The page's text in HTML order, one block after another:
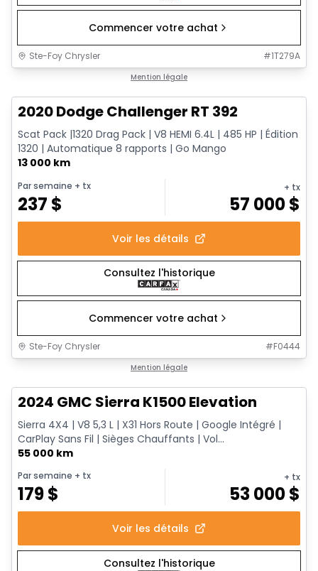
Commencer votre achat
Ste-Foy Chrysler #1T279A
Mention légale
2020 Dodge Challenger RT 392
Scat Pack |1320 Drag Pack | V8 HEMI 6.4L | 485 HP | Édition
1320 | Automatique 8 rapports | Go Mango
13 000 km
Par semaine + tx
237 $
+ tx
57 000$
Voir les détails
Consultez l'historique
Commencer votre achat
Ste-Foy Chrysler #F0444
Mention légale
2024 GMC Sierra K1500 Elevation
Sierra 4X4 | V8 5,3 L | X31 Hors Route | Google Intégré |
CarPlay Sans Fil | Sièges Chauffants | Vol...
55 000 km
Par semaine + tx
179$
+ tx
53 000$
Voir les détails
Consultez l'historique